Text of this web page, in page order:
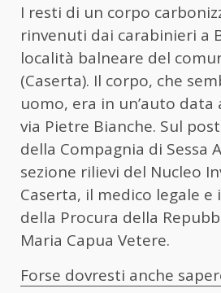
I resti di un corpo
rinvenuti dai carabinieri a
località balneare del
(Caserta). Il corpo, che
uomo, era in un’auto data
via Pietre Bianche. Sul
della Compagnia di Sessa
sezione rilievi del Nucleo
Caserta, il medico legale
della Procura della
Maria Capua Vetere.
Forse dovresti anche